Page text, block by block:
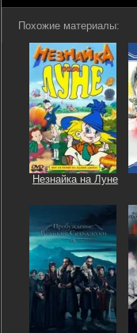
Похожие материалы:
Незнайка на Луне